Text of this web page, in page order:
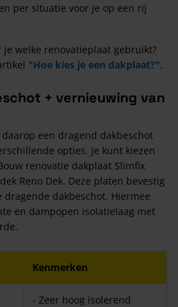
per situatie voor je op een rij
welke renovatieplaat gebruikt?
"Hoe kies je een dakplaat?".
+ vernieuwing van
een dragend dakbeschot
opties. Je kunt kiezen
renovatie dakplaat Slimfix
Reno Dek. Deze platen bevestig
dakbeschot. Hiermee
en dampopen isolatielaag met
Kenmerken
- Zeer hoog isolerend